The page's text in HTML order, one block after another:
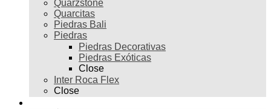
Quarzstone
Quarcitas
Piedras Bali
Piedras
Piedras Decorativas
Piedras Exóticas
Close
Inter Roca Flex
Close